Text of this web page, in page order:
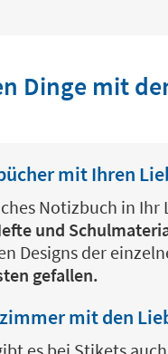
Dinge mit
mit Ihren
Notizbuch in
und
Designs der
gefallen.
mit den